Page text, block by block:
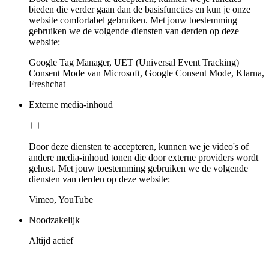
bieden die verder gaan dan de basisfuncties en kun je onze
website comfortabel gebruiken. Met jouw toestemming
gebruiken we de volgende diensten van derden op deze
website:
Google Tag Manager, UET (Universal Event Tracking)
Consent Mode van Microsoft, Google Consent Mode, Klarna,
Freshchat
Externe media-inhoud
Door deze diensten te accepteren, kunnen we je video's of
andere media-inhoud tonen die door externe providers wordt
gehost. Met jouw toestemming gebruiken we de volgende
diensten van derden op deze website:
Vimeo, YouTube
Noodzakelijk
Altijd actief